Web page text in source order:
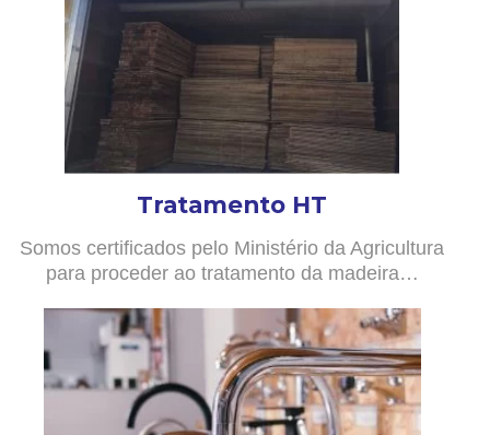
Tratamento HT
Somos certificados pelo Ministério da Agricultura
para proceder ao tratamento da madeira…